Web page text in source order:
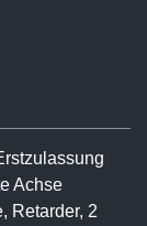
Achse
Retarder, 2